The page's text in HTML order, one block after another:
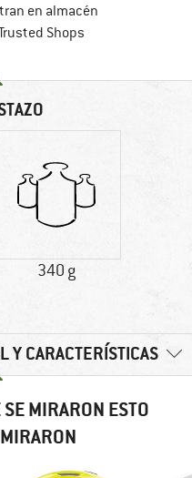
en almacén
Shops
340 g
Y CARACTERÍSTICAS
MIRARON ESTO